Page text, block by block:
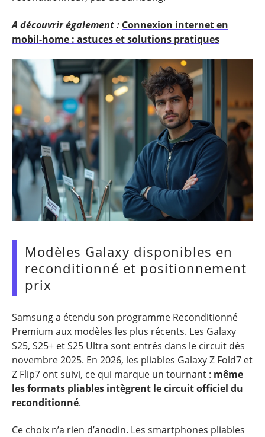
A découvrir également : Connexion internet en
mobil-home : astuces et solutions pratiques
Modèles Galaxy disponibles en
reconditionné et positionnement
prix
Samsung a étendu son programme Reconditionné
Premium aux modèles les plus récents. Les Galaxy
S25, S25+ et S25 Ultra sont entrés dans le circuit dès
novembre 2025. En 2026, les pliables Galaxy Z Fold7 et
Z Flip7 ont suivi, ce qui marque un tournant : même
les formats pliables intègrent le circuit officiel du
reconditionné.
Ce choix n’a rien d’anodin. Les smartphones pliables